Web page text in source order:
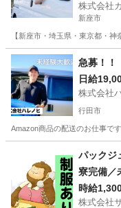
株式会社
新座市
【新座市・埼玉県・東京都・
埼玉 新座市 ドライバ
急募！！
日給
株式会社
行田市
Amazon商品の配送のお仕事で
配送
パックジ
寮完備／
時給
株式会社